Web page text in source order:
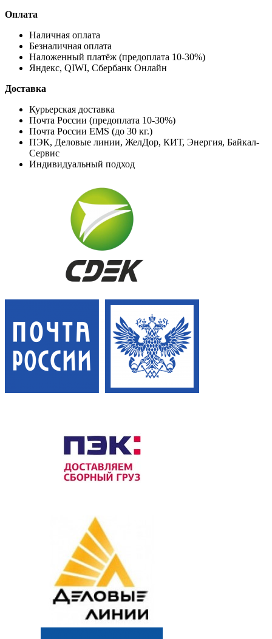
Оплата
Наличная оплата
Безналичная оплата
Наложенный платёж (предоплата 10-30%)
Яндекс, QIWI, Сбербанк Онлайн
Доставка
Курьерская доставка
Почта России (предоплата 10-30%)
Почта России EMS (до 30 кг.)
ПЭК, Деловые линии, ЖелДор, КИТ, Энергия, Байкал-
Сервис
Индивидуальный подход